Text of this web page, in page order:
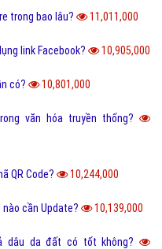
trong bao lâu? 11,011,000
link Facebook? 10,905,000
có? 10,801,000
văn hóa truyền thống?
QR Code? 10,244,000
cần Update? 10,139,000
dâu da đất có tốt không?